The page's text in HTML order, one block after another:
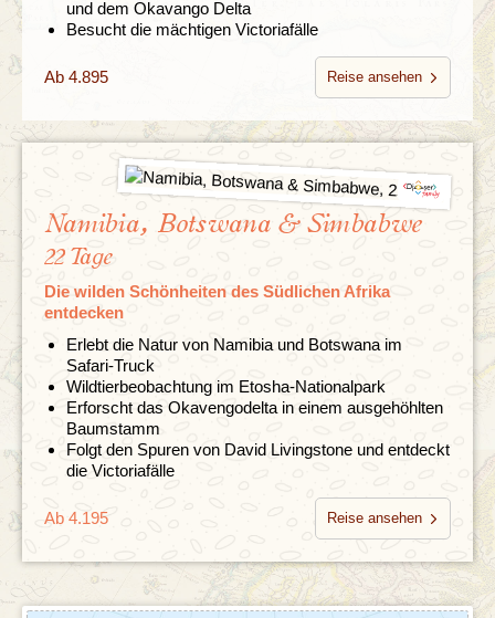
und dem Okavango Delta
Besucht die mächtigen Victoriafälle
Ab 4.895 Reise ansehen
Namibia, Botswana & Simbabwe
22 Tage
Die wilden Schönheiten des Südlichen Afrika
entdecken
Erlebt die Natur von Namibia und Botswana im
Safari-Truck
Wildtierbeobachtung im Etosha-Nationalpark
Erforscht das Okavengodelta in einem ausgehöhlten
Baumstamm
Folgt den Spuren von David Livingstone und entdeckt
die Victoriafälle
Ab 4.195 Reise ansehen